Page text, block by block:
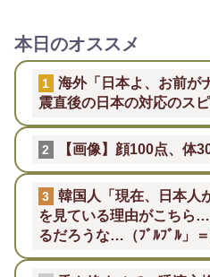
本日のオススメ
1
海外「日本よ、お前が
震直後の日本の対応のス
2 【画像】顔100点、体
3
韓国人「現在、日本人
を見ている理由がこちら
るだろうな…（ﾌﾞﾙﾌﾞﾙ」